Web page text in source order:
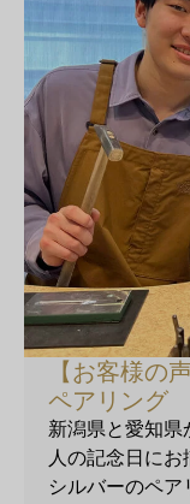
【お客様の
ペアリング
新潟県と愛知県
人の記念日に
シルバーのペア